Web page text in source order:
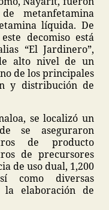
metanfetamina
líquida. De
decomiso está
“El Jardinero”,
alto nivel de un
de los principales
y distribución de
se localizó un
se aseguraron
de producto
de precursores
de uso dual, 1,200
como diversas
la elaboración de